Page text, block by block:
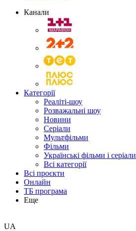
Канали
Категорії
Реаліті-шоу
Розважальні шоу
Новини
Серіали
Мультфільми
Фільми
Українські фільми і серіали
Всі категорії
Всі проєкти
Онлайн
ТБ програма
Еще
UA